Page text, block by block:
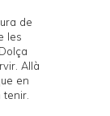
de
les
Allà
en